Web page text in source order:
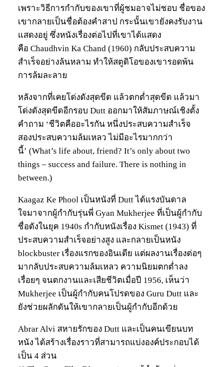
เพราะวิธีการกำกับของเขาที่ผู้ชมอาจไม่ชอบ ชื่อของ
เขากลายเป็นชื่อต้องคำสาป กระนั้นเขายังคงรับงาน
แสดงอยู่ ซึ่งหนังเรื่องต่อไปที่เขาได้แสดง
คือ Chaudhvin Ka Chand (1960) กลับประสบความ
สำเร็จอย่างล้นหลาม ทำให้สตูดิโอของเขารอดพ้น
การล้มละลาย
หลังจากที่เคยโด่งดังสุดขีด แล้วตกต่ำสุดขีด แล้วมา
โด่งดังสุดขีดอีกรอบ Dutt ออกมาให้สัมภาษณ์เชิงตั้ง
คำถาม ‘ชีวิตคืออะไรกัน หนึ่งประสบความสำเร็จ
สองประสบความล้มเหลว ไม่มีอะไรมากกว่า
นี้’ (What’s life about, friend? It’s only about two
things – success and failure. There is nothing in
between.)
Kaagaz Ke Phool เป็นหนังที่ Dutt ได้แรงบันดาล
ใจมาจากผู้กำกับรุ่นพี่ Gyan Mukherjee ที่เป็นผู้กำกับ
ชื่อดังในยุค 1940s กำกับหนังเรื่อง Kismet (1943) ที่
ประสบความสำเร็จอย่างสูง และกลายเป็นหนัง
blockbuster เรื่องแรกของอินเดีย แต่ผลงานเรื่องต่อๆ
มากลับประสบความล้มเหลว ความนิยมตกต่ำลง
เรื่อยๆ จนตกงานและเสียชีวิตเมื่อปี 1956, เห็นว่า
Mukherjee เป็นผู้กำกับคนโปรดของ Guru Dutt และ
ยังช่วยผลักดันให้เขากลายเป็นผู้กำกับอีกด้วย
Abrar Alvi สหายรักของ Dutt และเป็นคนเขียนบท
หนัง ได้สร้างเรื่องราวที่สามารถแบ่งองค์ประกอบได้
เป็น 4 ส่วน